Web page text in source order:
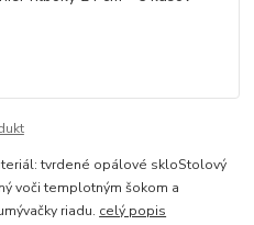
tvrdené opálové skloStolový
voči templotným šokom a
riadu. celý popis